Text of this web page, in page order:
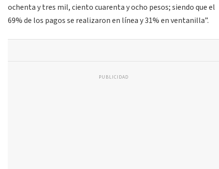
ochenta y tres mil, ciento cuarenta y ocho pesos; siendo que el
69% de los pagos se realizaron en línea y 31% en ventanilla”.
PUBLICIDAD